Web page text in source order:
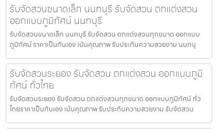
รับจัดสวนขนาดเล็ก นนทบุรี รับจัดสวน ตกแต่งสวน
ออกแบบภูมิทัศน์ นนทบุรี
รับจัดสวนขนาดเล็ก นนทบุรี รับจัดสวน ตกแต่งสวนทุกขนาด ออกแบบ
ภูมิทัศน์ ราคาเป็นกันเอง เน้นคุณภาพ รับประกันความสวยงาม นนทบุ
รับจัดสวนระยอง รับจัดสวน ตกแต่งสวน ออกแบบภูมิ
ทัศน์ ทั่วไทย
รับจัดสวนระยอง รับจัดสวน ตกแต่งสวนทุกขนาด ออกแบบภูมิทัศน์ ทั่ว
ไทยราคาเป็นกันเอง เน้นคุณภาพ รับประกันความสวยงาม รับจัดสวน